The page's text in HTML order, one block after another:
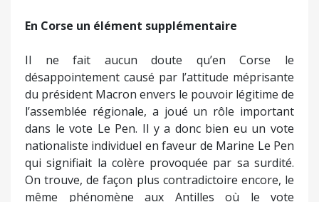
En Corse un élément supplémentaire
Il ne fait aucun doute qu’en Corse le
désappointement causé par l’attitude méprisante
du président Macron envers le pouvoir légitime de
l’assemblée régionale, a joué un rôle important
dans le vote Le Pen. Il y a donc bien eu un vote
nationaliste individuel en faveur de Marine Le Pen
qui signifiait la colère provoquée par sa surdité.
On trouve, de façon plus contradictoire encore, le
même phénomène aux Antilles où le vote